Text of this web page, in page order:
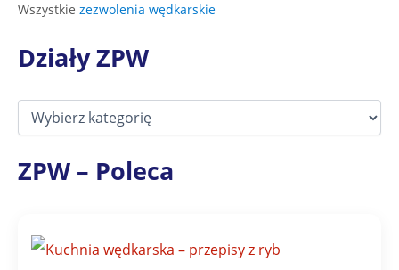
Wszystkie zezwolenia wędkarskie
Działy ZPW
D
a
łZPW – Poleca